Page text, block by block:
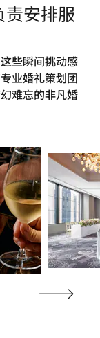
安排服
些瞬间挑动感
业婚礼策划团
难忘的非凡婚